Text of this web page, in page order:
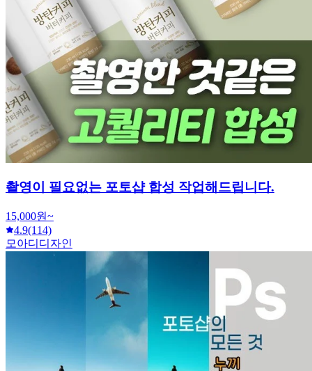
촬영이 필요없는 포토샵 합성 작업해드립니다.
15,000원~
4.9(114)
모아디디자인